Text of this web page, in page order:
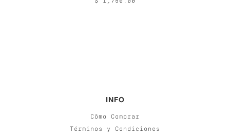
INFO
Cómo Comprar
Términos y Condiciones